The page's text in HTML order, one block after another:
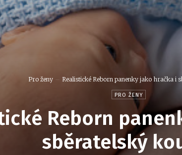
Pro ženy Realistické Reborn panenky jako hračka i
PRO ŽENY
Reborn
sběratelský